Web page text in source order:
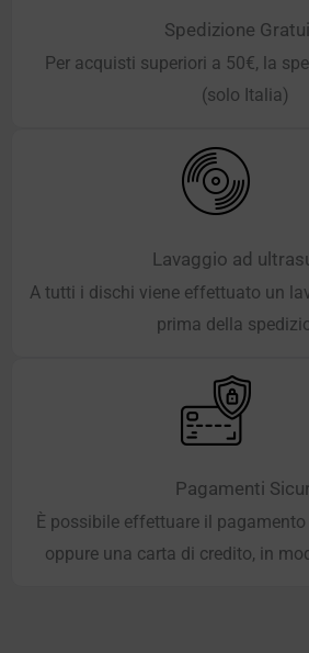
Spedizione
Per acquisti superiori a 50€, la
(solo Italia)
Lavaggio ad
A tutti i dischi viene effettuato un
prima della
Pagamenti
È possibile effettuare il
oppure una carta di credito, in